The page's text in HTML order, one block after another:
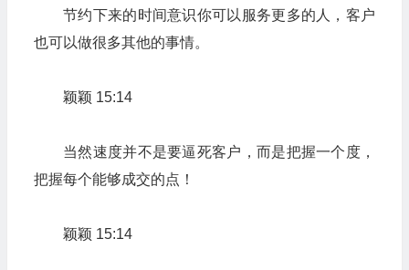
节约下来的时间意识你可以服务更多的人，客户
也可以做很多其他的事情。
颖颖 15:14
当然速度并不是要逼死客户，而是把握一个度，
把握每个能够成交的点！
颖颖 15:14